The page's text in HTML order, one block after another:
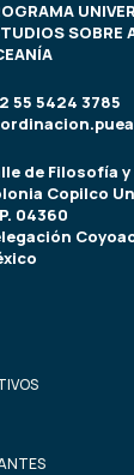
SOBRE
55 5424 3785
de Filosofía
Copilco
04360